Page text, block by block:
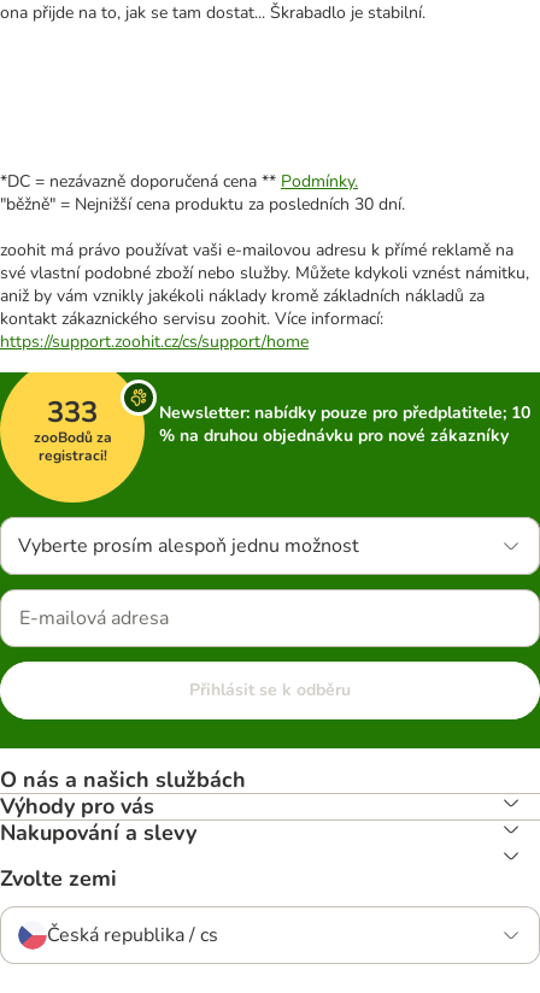
ona přijde na to, jak se tam dostat... Škrabadlo je stabilní.
*DC = nezávazně doporučená cena ** Podmínky.
"běžně" = Nejnižší cena produktu za posledních 30 dní.
zoohit má právo používat vaši e-mailovou adresu k přímé reklamě na
své vlastní podobné zboží nebo služby. Můžete kdykoli vznést námitku,
aniž by vám vznikly jakékoli náklady kromě základních nákladů za
kontakt zákaznického servisu zoohit. Více informací:
https://support.zoohit.cz/cs/support/home
333
zooBodů za
registraci!
Newsletter: nabídky pouze pro předplatitele; 10
% na druhou objednávku pro nové zákazníky
Vyberte prosím alespoň jednu možnost
Přihlásit se k odběru
O nás a našich službách
Výhody pro vás
Nakupování a slevy
Zvolte zemi
Česká republika / cs